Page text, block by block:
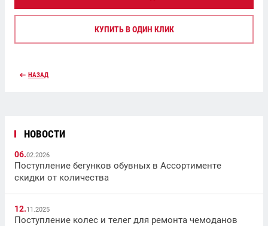
КУПИТЬ В ОДИН КЛИК
НАЗАД
НОВОСТИ
06.02.2026
Поступление бегунков обувных в Ассортименте
скидки от количества
12.11.2025
Поступление колес и телег для ремонта чемоданов